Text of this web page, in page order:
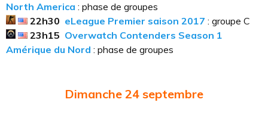
North America : phase de groupes
22h30 eLeague Premier saison 2017 : groupe C
23h15 Overwatch Contenders Season 1
Amérique du Nord : phase de groupes
Dimanche 24 septembre